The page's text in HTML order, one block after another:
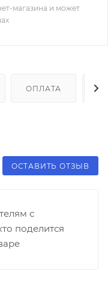
магазина и может
ОПЛАТА
ОСТАВИТЬ ОТЗЫВ
с
поделится